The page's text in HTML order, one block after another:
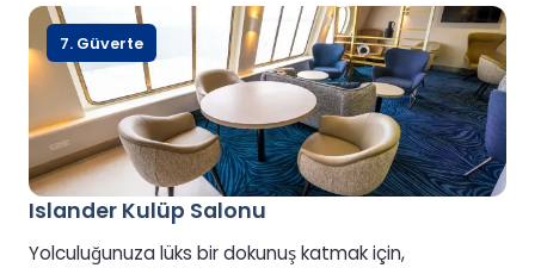
Islander Kulüp Salonu
Yolculuğunuza lüks bir dokunuş katmak için,
7. Güverte